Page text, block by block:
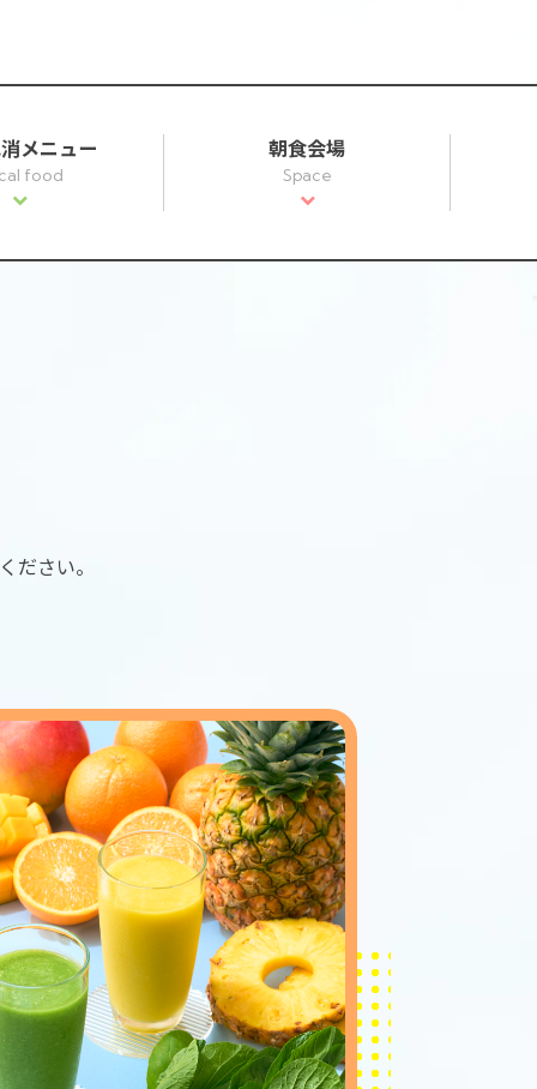
メニュー
food
朝食会場
Space
ださい。